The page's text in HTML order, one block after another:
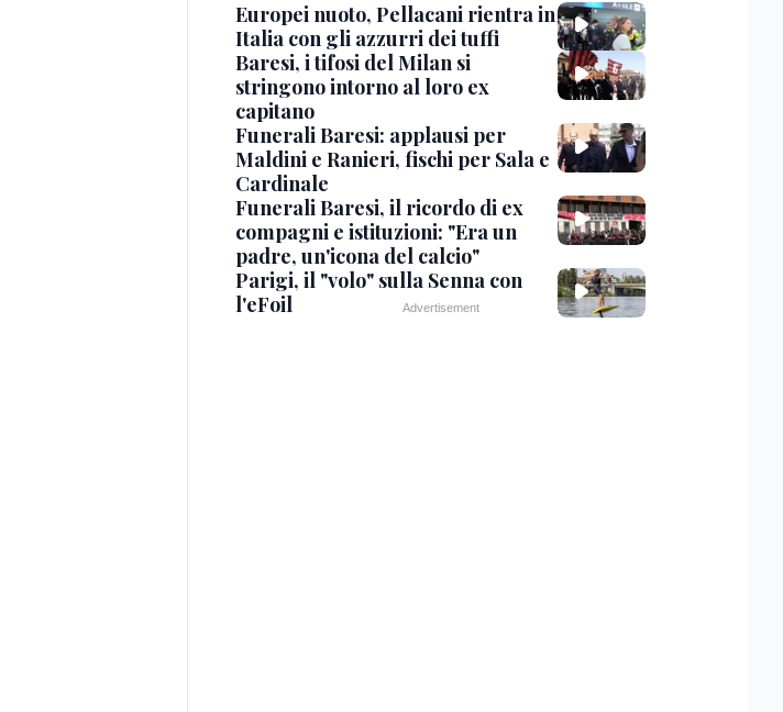
Europei nuoto, Pellacani rientra in
Italia con gli azzurri dei tuffi
Baresi, i tifosi del Milan si
stringono intorno al loro ex
capitano
Funerali Baresi: applausi per
Maldini e Ranieri, fischi per Sala e
Cardinale
Funerali Baresi, il ricordo di ex
compagni e istituzioni: "Era un
padre, un'icona del calcio"
Parigi, il "volo" sulla Senna con
l'eFoil